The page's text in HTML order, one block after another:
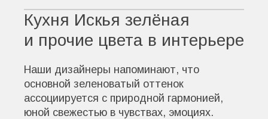
Кухня Искья зелёная
и прочие цвета в интерьере
Наши дизайнеры напоминают, что
основной зеленоватый оттенок
ассоциируется с природной гармонией,
юной свежестью в чувствах, эмоциях.